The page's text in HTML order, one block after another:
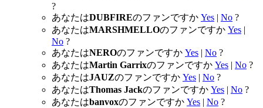
?
あなたはDUBFIREのファンですか Yes | No ?
あなたはMARSHMELLOのファンですか Yes |
No ?
あなたはNEROのファンですか Yes | No ?
あなたはMartin Garrixのファンですか Yes | No ?
あなたはJAUZのファンですか Yes | No ?
あなたはThomas Jackのファンですか Yes | No ?
あなたはbanvoxのファンですか Yes | No ?